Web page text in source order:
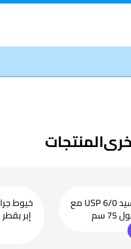
المنتجات
خيوط جراحية بولي جلايكوليك أسيد USP 6/0 مع